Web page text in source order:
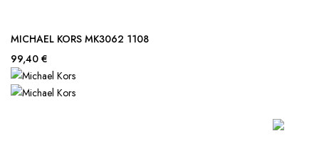
MICHAEL KORS MK3062 1108
99,40 €